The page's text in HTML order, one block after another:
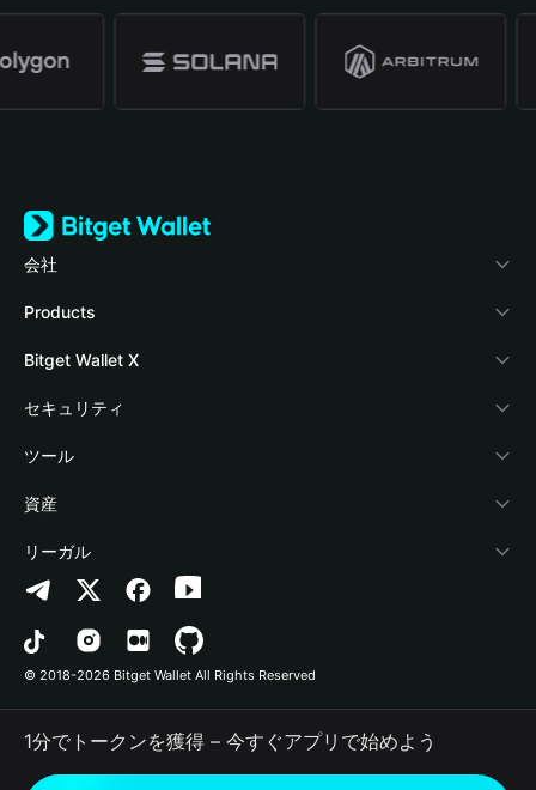
会社
Bitget Walletについて
ブログ
アカデミー
暗号資産ニュース
Help Center
お問い合わせ
ブランドリソース
キャリア
Products
Crypto Card
Stablecoin Earn
Payfi Crypto
Crypto Swap API
Altcoin Season Index
Prediction Markets
DApp
RWA
Bitget Wallet X
デベロッパー
ウォレットを接続
Bitget Wallet Pay
プロジェクトを掲載
セキュリティ
保護基金
セキュリティ技術
ツール
暗号資産を購入
認証検出
コントラクト検出
一括送金
資産
Arbitrum
Avalanche
Bitcoin
Polygon
リーガル
プライバシーポリシー
利用規約
© 2018-2026 Bitget Wallet All Rights Reserved
1分でトークンを獲得 – 今すぐアプリで始めよう